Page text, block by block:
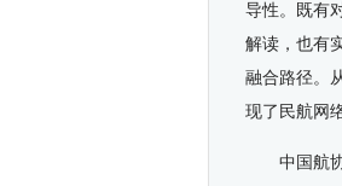
导性。既有
解读，也有
融合路径。
现了民航网
中国航